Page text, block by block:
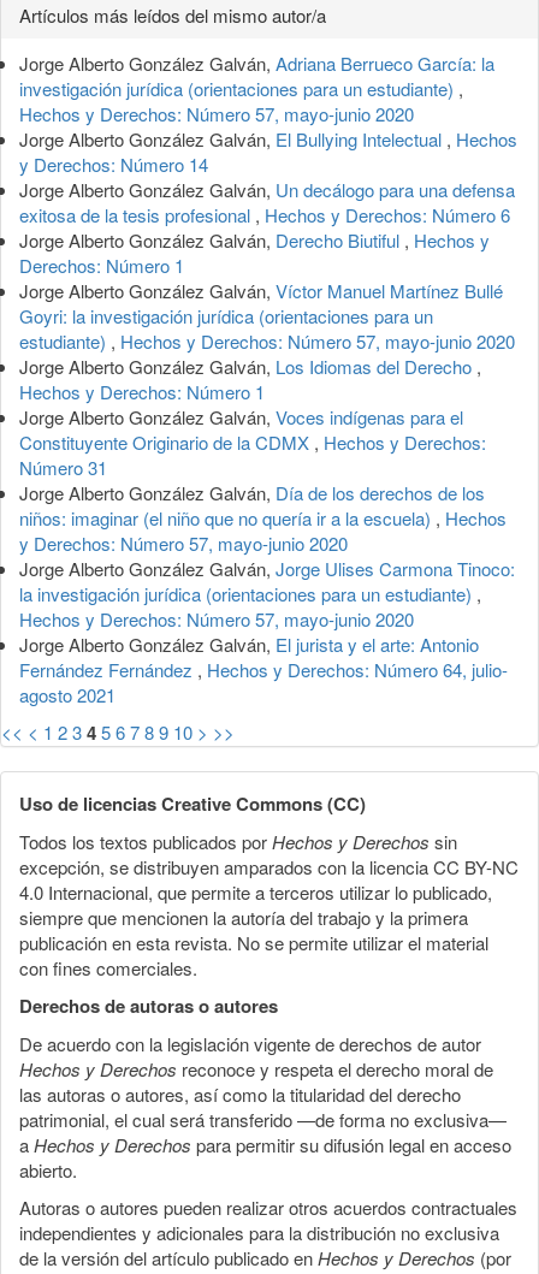
Detalles
del
artículo
Artículos más leídos del mismo autor/a
Jorge Alberto González Galván, Adriana Berrueco García: la
investigación jurídica (orientaciones para un estudiante) ,
Hechos y Derechos: Número 57, mayo-junio 2020
Jorge Alberto González Galván, El Bullying Intelectual , Hechos
y Derechos: Número 14
Jorge Alberto González Galván, Un decálogo para una defensa
exitosa de la tesis profesional , Hechos y Derechos: Número 6
Jorge Alberto González Galván, Derecho Biutiful , Hechos y
Derechos: Número 1
Jorge Alberto González Galván, Víctor Manuel Martínez Bullé
Goyri: la investigación jurídica (orientaciones para un
estudiante) , Hechos y Derechos: Número 57, mayo-junio 2020
Jorge Alberto González Galván, Los Idiomas del Derecho ,
Hechos y Derechos: Número 1
Jorge Alberto González Galván, Voces indígenas para el
Constituyente Originario de la CDMX , Hechos y Derechos:
Número 31
Jorge Alberto González Galván, Día de los derechos de los
niños: imaginar (el niño que no quería ir a la escuela) , Hechos
y Derechos: Número 57, mayo-junio 2020
Jorge Alberto González Galván, Jorge Ulises Carmona Tinoco:
la investigación jurídica (orientaciones para un estudiante) ,
Hechos y Derechos: Número 57, mayo-junio 2020
Jorge Alberto González Galván, El jurista y el arte: Antonio
Fernández Fernández , Hechos y Derechos: Número 64, julio-
agosto 2021
<< < 1 23456789 10 > >>
Uso de licencias Creative Commons (CC)
Todos los textos publicados porHechos y Derechos sin
excepción, se distribuyen amparados con la licencia CC BY-NC
4.0 Internacional, que permite a terceros utilizar lo publicado,
siempre que mencionen la autoría del trabajo y la primera
publicación en esta revista. No se permite utilizar el material
con fines comerciales.
Derechos de autoras o autores
De acuerdo con la legislación vigente de derechos de autor
Hechos y Derechos reconoce y respeta el derecho moral de
las autoras o autores, así como la titularidad del derecho
patrimonial, el cual será transferido —de forma no exclusiva—
aHechos y Derechos para permitir su difusión legal en acceso
abierto.
Autoras o autores pueden realizar otros acuerdos contractuales
independientes y adicionales para la distribución no exclusiva
de la versión del artículo publicado enHechos y Derechos (por